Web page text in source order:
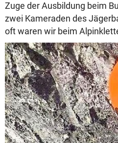
Zuge der Ausbildung beim
zwei Kameraden des
oft waren wir beim